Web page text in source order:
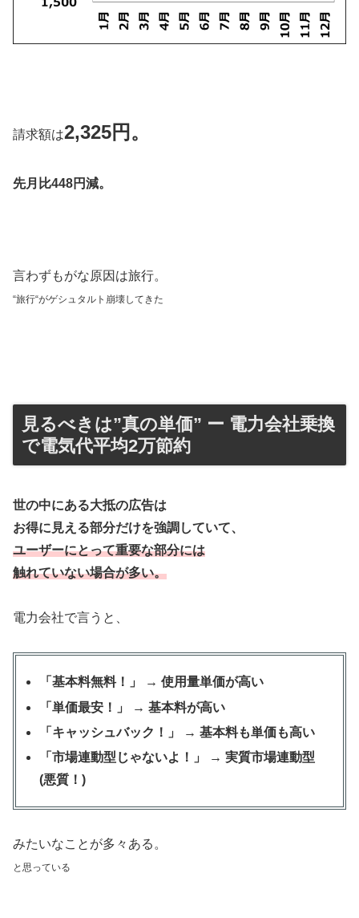
請求額は2,325円。
先月比448円減。
言わずもがな原因は旅行。
“旅行“がゲシュタルト崩壊してきた
見るべきは”真の単価” ー 電力会社乗換
で電気代平均2万節約
世の中にある大抵の広告は
お得に見える部分だけを強調していて、
ユーザーにとって重要な部分には
触れていない場合が多い。
電力会社で言うと、
「基本料無料！」 → 使用量単価が高い
「単価最安！」 → 基本料が高い
「キャッシュバック！」 → 基本料も単価も高い
「市場連動型じゃないよ！」 → 実質市場連動型
(悪質！)
みたいなことが多々ある。
と思っている